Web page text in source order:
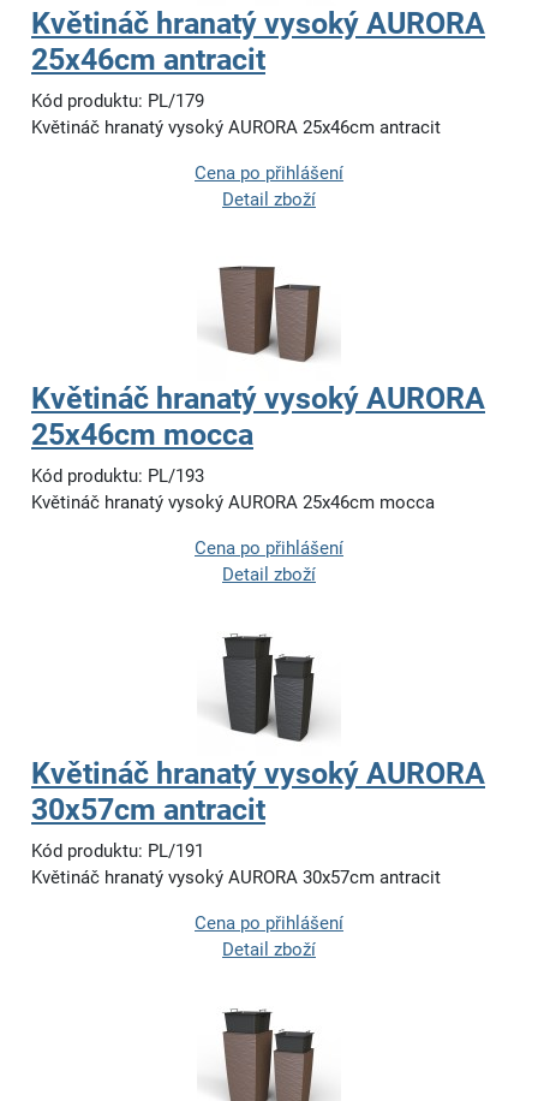
Květináč hranatý vysoký AURORA
25x46cm antracit
Kód produktu: PL/179
Květináč hranatý vysoký AURORA 25x46cm antracit
Cena po přihlášení
Detail zboží
Květináč hranatý vysoký AURORA
25x46cm mocca
Kód produktu: PL/193
Květináč hranatý vysoký AURORA 25x46cm mocca
Cena po přihlášení
Detail zboží
Květináč hranatý vysoký AURORA
30x57cm antracit
Kód produktu: PL/191
Květináč hranatý vysoký AURORA 30x57cm antracit
Cena po přihlášení
Detail zboží